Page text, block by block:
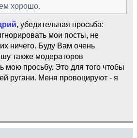
хорошо.
, убедительная просьба:
мои посты, не
ничего. Буду Вам очень
также модераторов
мою просьбу. Это для того чтобы
ругани. Меня провоцируют - я